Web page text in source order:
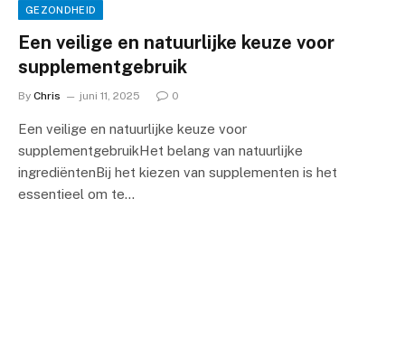
GEZONDHEID
Een veilige en natuurlijke keuze voor
supplementgebruik
By Chris juni 11, 2025 0
Een veilige en natuurlijke keuze voor
supplementgebruikHet belang van natuurlijke
ingrediëntenBij het kiezen van supplementen is het
essentieel om te…